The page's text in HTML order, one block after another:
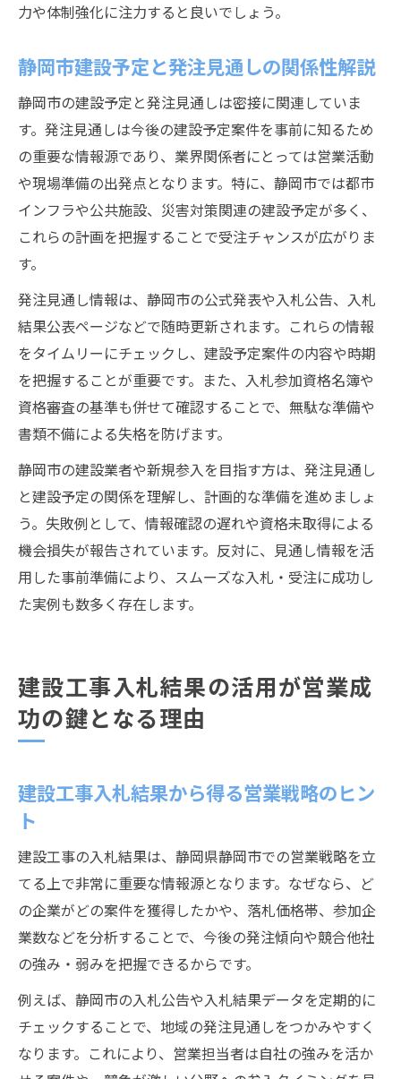
力や体制強化に注力すると良いでしょう。
静岡市建設予定と発注見通しの関係性解説
静岡市の建設予定と発注見通しは密接に関連していま
す。発注見通しは今後の建設予定案件を事前に知るため
の重要な情報源であり、業界関係者にとっては営業活動
や現場準備の出発点となります。特に、静岡市では都市
インフラや公共施設、災害対策関連の建設予定が多く、
これらの計画を把握することで受注チャンスが広がりま
す。
発注見通し情報は、静岡市の公式発表や入札公告、入札
結果公表ページなどで随時更新されます。これらの情報
をタイムリーにチェックし、建設予定案件の内容や時期
を把握することが重要です。また、入札参加資格名簿や
資格審査の基準も併せて確認することで、無駄な準備や
書類不備による失格を防げます。
静岡市の建設業者や新規参入を目指す方は、発注見通し
と建設予定の関係を理解し、計画的な準備を進めましょ
う。失敗例として、情報確認の遅れや資格未取得による
機会損失が報告されています。反対に、見通し情報を活
用した事前準備により、スムーズな入札・受注に成功し
た実例も数多く存在します。
建設工事入札結果の活用が営業成
功の鍵となる理由
建設工事入札結果から得る営業戦略のヒン
ト
建設工事の入札結果は、静岡県静岡市での営業戦略を立
てる上で非常に重要な情報源となります。なぜなら、ど
の企業がどの案件を獲得したかや、落札価格帯、参加企
業数などを分析することで、今後の発注傾向や競合他社
の強み・弱みを把握できるからです。
例えば、静岡市の入札公告や入札結果データを定期的に
チェックすることで、地域の発注見通しをつかみやすく
なります。これにより、営業担当者は自社の強みを活か